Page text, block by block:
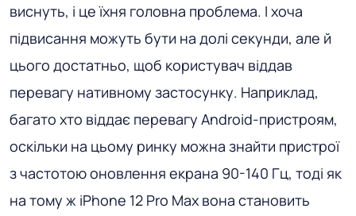
виснуть, і це їхня головна проблема. І хоча
підвисання можуть бути на долі секунди, але й
цього достатньо, щоб користувач віддав
перевагу нативному застосунку. Наприклад,
багато хто віддає перевагу Android-пристроям,
оскільки на цьому ринку можна знайти пристрої
з частотою оновлення екрана 90-140 Гц, тоді як
на тому ж iPhone 12 Pro Max вона становить